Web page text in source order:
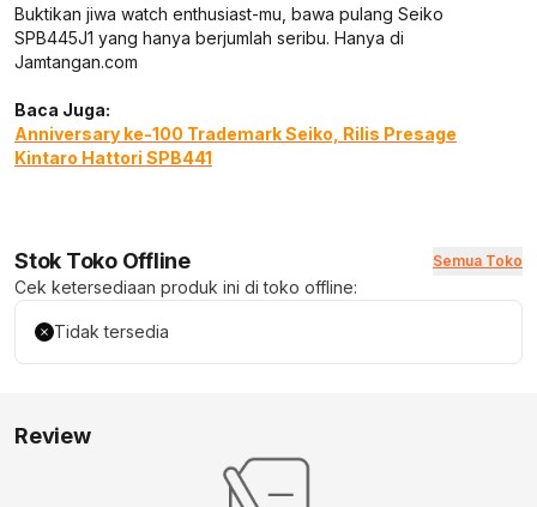
Buktikan jiwa watch enthusiast-mu, bawa pulang Seiko
SPB445J1 yang hanya berjumlah seribu. Hanya di
Jamtangan.com
Baca Juga:
Anniversary ke-100 Trademark Seiko, Rilis Presage
Kintaro Hattori SPB441
Stok Toko Offline Semua Toko
Cek ketersediaan produk ini di toko offline:
Tidak tersedia
Review